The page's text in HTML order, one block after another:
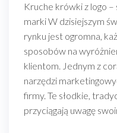
Kruche krówki z logo
marki W dzisiejszym
rynku jest ogromna,
sposobów na
klientom. Jednym z
narzędzi
firmy. Te słodkie,
przyciągają uwagę